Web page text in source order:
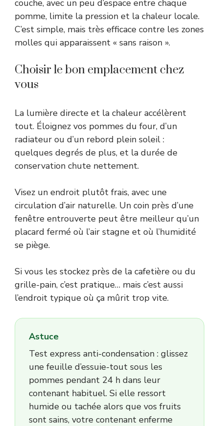
couche, avec un peu d’espace entre chaque
pomme, limite la pression et la chaleur locale.
C’est simple, mais très efficace contre les zones
molles qui apparaissent « sans raison ».
Choisir le bon emplacement chez
vous
La lumière directe et la chaleur accélèrent
tout. Éloignez vos pommes du four, d’un
radiateur ou d’un rebord plein soleil :
quelques degrés de plus, et la durée de
conservation chute nettement.
Visez un endroit plutôt frais, avec une
circulation d’air naturelle. Un coin près d’une
fenêtre entrouverte peut être meilleur qu’un
placard fermé où l’air stagne et où l’humidité
se piège.
Si vous les stockez près de la cafetière ou du
grille-pain, c’est pratique… mais c’est aussi
l’endroit typique où ça mûrit trop vite.
Astuce
Test express anti-condensation : glissez
une feuille d’essuie-tout sous les
pommes pendant 24 h dans leur
contenant habituel. Si elle ressort
humide ou tachée alors que vos fruits
sont sains, votre contenant enferme